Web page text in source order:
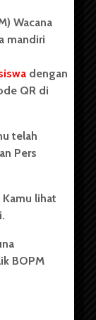
merupakan
dikelola
Utara
salah satu
Wacana
mandiri
dengan
QR di
telah
Pers
lihat
BOPM